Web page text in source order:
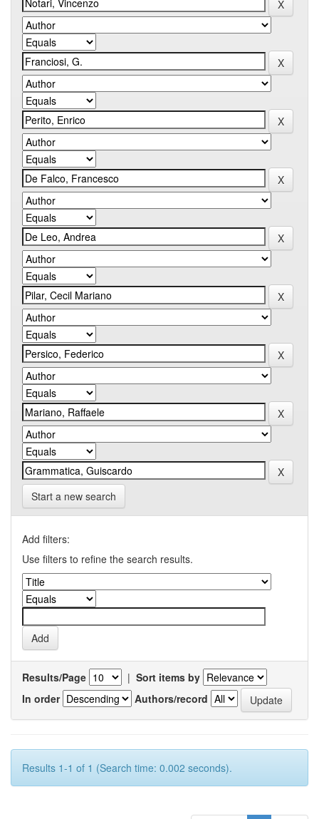
Start a new search
Add filters:
Use filters to refine the search results.
Results/Page | Sort items by
In order
Authors/record
Results 1-1 of 1 (Search time: 0.002 seconds).